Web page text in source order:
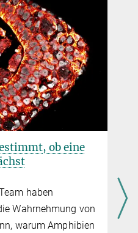
ob eine
haben
Wahrnehmung von
warum Amphibien